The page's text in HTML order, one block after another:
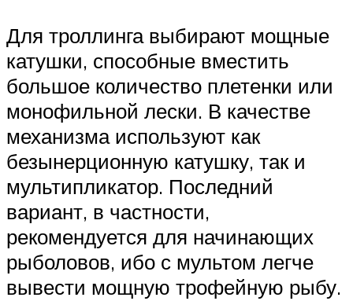
Для троллинга выбирают мощные
катушки, способные вместить
большое количество плетенки или
монофильной лески. В качестве
механизма используют как
безынерционную катушку, так и
мультипликатор. Последний
вариант, в частности,
рекомендуется для начинающих
рыболовов, ибо с мультом легче
вывести мощную трофейную рыбу.